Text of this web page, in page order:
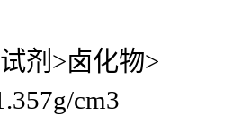
剂>卤化物>
cm3